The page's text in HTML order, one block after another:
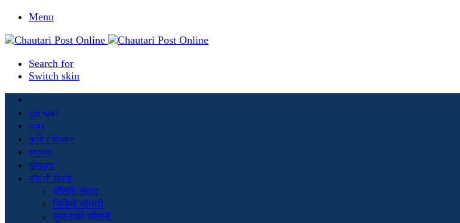
Menu
Search for
Switch skin
मूल खबर
खबर
कृषि र किसान
स्वास्थ्य
खेलकुद
चौतारी विशेष
चौतारी संवाद
भिडियो चौतारी
सृजनाको चौतारी